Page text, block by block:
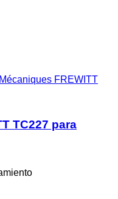
FREWITT
TC227 para